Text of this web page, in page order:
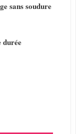
sans soudure
durée